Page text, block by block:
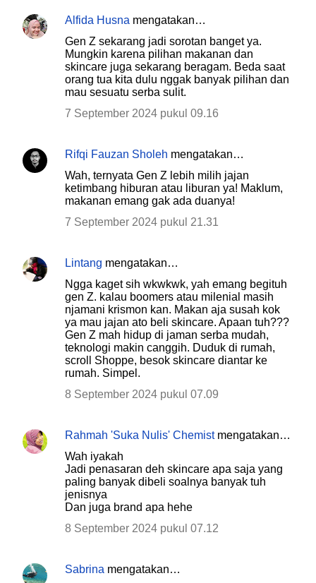
Alfida Husna mengatakan…
Gen Z sekarang jadi sorotan banget ya.
Mungkin karena pilihan makanan dan
skincare juga sekarang beragam. Beda saat
orang tua kita dulu nggak banyak pilihan dan
mau sesuatu serba sulit.
7 September 2024 pukul 09.16
Rifqi Fauzan Sholeh mengatakan…
Wah, ternyata Gen Z lebih milih jajan
ketimbang hiburan atau liburan ya! Maklum,
makanan emang gak ada duanya!
7 September 2024 pukul 21.31
Lintang mengatakan…
Ngga kaget sih wkwkwk, yah emang begituh
gen Z. kalau boomers atau milenial masih
njamani krismon kan. Makan aja susah kok
ya mau jajan ato beli skincare. Apaan tuh???
Gen Z mah hidup di jaman serba mudah,
teknologi makin canggih. Duduk di rumah,
scroll Shoppe, besok skincare diantar ke
rumah. Simpel.
8 September 2024 pukul 07.09
Rahmah 'Suka Nulis' Chemistmengatakan…
Wah iyakah
Jadi penasaran deh skincare apa saja yang
paling banyak dibeli soalnya banyak tuh
jenisnya
Dan juga brand apa hehe
8 September 2024 pukul 07.12
Sabrina mengatakan…